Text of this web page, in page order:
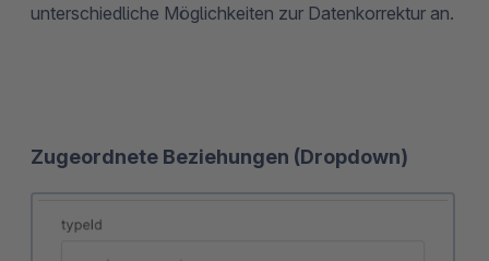
unterschiedliche Möglichkeiten zur Datenkorrektur an.
Zugeordnete Beziehungen (Dropdown)